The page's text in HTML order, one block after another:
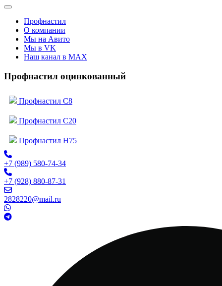
Профнастил
О компании
Мы на Авито
Мы в VK
Наш канал в MAX
Профнастил оцинкованный
Профнастил C8
Профнастил C20
Профнастил H75
+7 (989) 580-74-34
+7 (928) 880-87-31
2828220@mail.ru